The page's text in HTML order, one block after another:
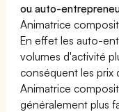
ou auto-
Animatrice
En effet les auto-
volumes d'activité
conséquent les prix
Animatrice
généralement plus